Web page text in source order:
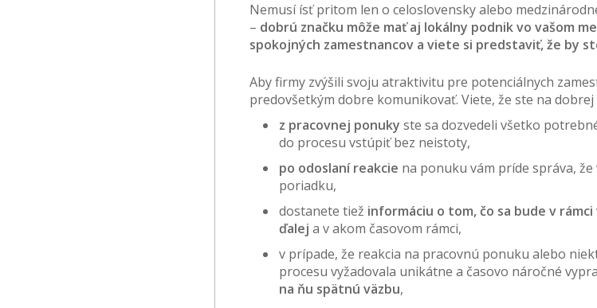
Nemusí ísť pritom len o celoslovensky alebo
– dobrú značku môže mať aj lokálny podnik vo vašom
spokojných zamestnancov a viete si predstaviť, že by
Aby firmy zvýšili svoju atraktivitu pre potenciálnych
predovšetkým dobre komunikovať. Viete, že ste na
z pracovnej ponuky ste sa dozvedeli všetko
do procesu vstúpiť bez neistoty,
po odoslaní reakcie na ponuku vám príde správa,
poriadku,
dostanete tiež informáciu o tom, čo sa bude v
ďalej a v akom časovom rámci,
v prípade, že reakcia na pracovnú ponuku alebo
procesu vyžadovala unikátne a časovo náročné
na ňu spätnú väzbu,